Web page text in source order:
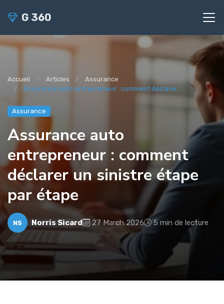
G 360
Accueil Articles
Assurance
Assurance auto entrepreneur : comment déclarer ...
Assurance
Assurance auto
entrepreneur : comment
déclarer un sinistre étape
par étape
NS Norris Sicard 27 March 2026 5 min de lecture